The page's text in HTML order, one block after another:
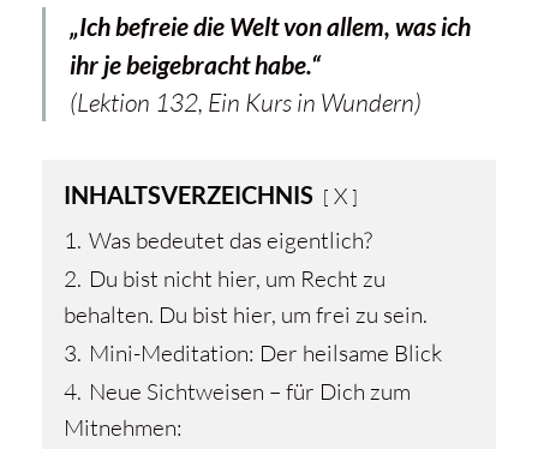
„Ich befreie die Welt von allem, was ich
ihr je beigebracht habe.“
(Lektion 132, Ein Kurs in Wundern)
INHALTSVERZEICHNIS
X
1. Was bedeutet das eigentlich?
2. Du bist nicht hier, um Recht zu
behalten. Du bist hier, um frei zu sein.
3. Mini-Meditation: Der heilsame Blick
4. Neue Sichtweisen – für Dich zum
Mitnehmen: